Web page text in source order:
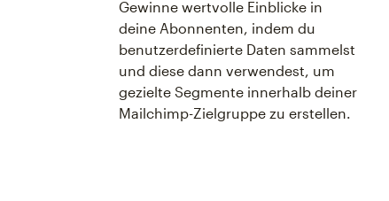
Gewinne wertvolle Einblicke in
deine Abonnenten, indem du
benutzerdefinierte Daten sammelst
und diese dann verwendest, um
gezielte Segmente innerhalb deiner
Mailchimp-Zielgruppe zu erstellen.